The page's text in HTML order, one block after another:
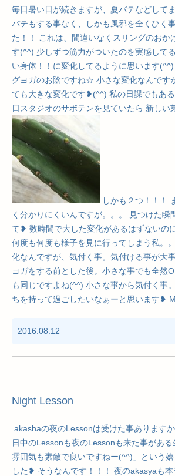
毎日暑い日が続きますが、夏バテなどして
バテもする事なく、しかも風邪を全くひく
た！！ これは、間違いなくスリングのおか
す(^^) 少しずつ筋力がついたのを実感して
い身体！！に変化してるように思います
グヨガのお陰ですね☆ 小さな変化なんです
ても大きな変化です❥(^^) 私の日課でもあ
日スタジオのサボテンを見ていたら 新しい
しかも２つ！！！
く分かりにくいんですが。。。 見つけた瞬
て❥ 数時間で大した変化があるはずないの
何度も何度も様子を見に行ってしまう私。
化なんですが、気付く事。気付ける事が大
ヨガをする前とした後。小さな事でも全然
も同じですよね(^^) 小さな事から気付く事
ちを持って過ごしたいなぁーと思います❥
2016.08.12
Night Lesson
akashaの夜のLessonは受けた事あります
日中のLessonも夜のLessonも来た事があ
雰囲気も素敵で良いですねー(^^)」という
した❥ そうなんです！！！ 夜のakasyaも本